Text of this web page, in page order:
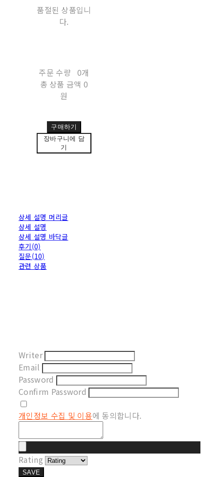
품절된 상품입니
다.
주문 수량 0개
총 상품 금액 0
원
구매하기
장바구니에 담
기
상세 설명 머리글
상세 설명
상세 설명 바닥글
후기(0)
질문(10)
관련 상품
Writer
Email
Password
Confirm Password
개인정보 수집 및 이용에 동의합니다.
Rating
SAVE